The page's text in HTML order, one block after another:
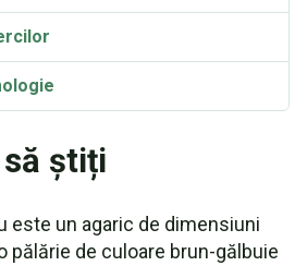
știți
este un agaric de dimensiuni
pălărie de culoare brun-gălbuie